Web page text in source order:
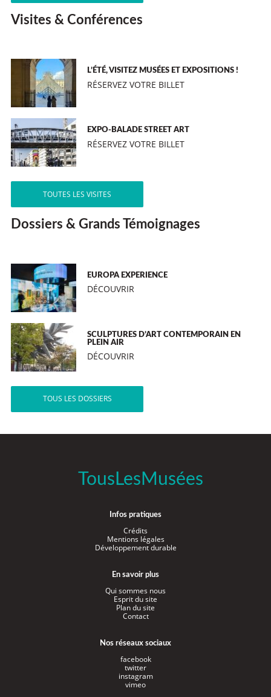
Visites & Conférences
L’ÉTÉ, VISITEZ MUSÉES ET EXPOSITIONS !
RÉSERVEZ VOTRE BILLET
EXPO-BALADE STREET ART
RÉSERVEZ VOTRE BILLET
TOUTES LES VISITES
Dossiers & Grands Témoignages
EUROPA EXPERIENCE
DÉCOUVRIR
SCULPTURES D’ART CONTEMPORAIN EN
PLEIN AIR
DÉCOUVRIR
TOUS LES DOSSIERS
TousLesMusées
Infos pratiques
Crédits
Mentions légales
Développement durable
En savoir plus
Qui sommes nous
Esprit du site
Plan du site
Contact
Nos réseaux sociaux
facebook
twitter
instagram
vimeo